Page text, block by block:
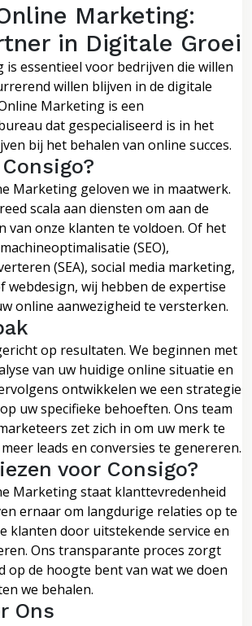
Marketing:
in Digitale Groei
is essentieel voor bedrijven die willen
willen blijven in de digitale
Marketing is een
dat gespecialiseerd is in het
bij het behalen van online succes.
Marketing geloven we in maatwerk.
scala aan diensten om aan de
van onze klanten te voldoen. Of het
(SEO),
(SEA), social media marketing,
webdesign, wij hebben de expertise
online aanwezigheid te versterken.
op resultaten. We beginnen met
van uw huidige online situatie en
ontwikkelen we een strategie
uw specifieke behoeften. Ons team
zet zich in om uw merk te
leads en conversies te genereren.
voor Consigo?
Marketing staat klanttevredenheid
ernaar om langdurige relaties op te
klanten door uitstekende service en
Ons transparante proces zorgt
op de hoogte bent van wat we doen
we behalen.
Ons